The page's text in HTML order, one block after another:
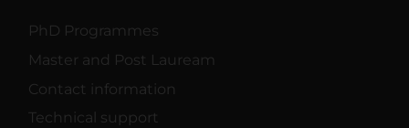
PhD Programmes
Master and Post Lauream
Contact information
Technical support